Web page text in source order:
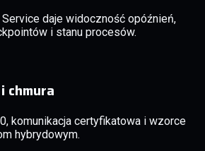
daje widoczność opóźnień,
i stanu procesów.
chmura
komunikacja certyfikatowa i wzorce
hybrydowym.